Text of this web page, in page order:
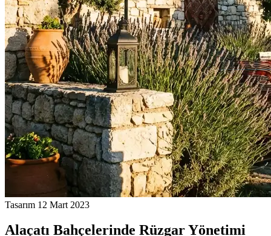
Tasarım 12 Mart 2023
Alaçatı Bahçelerinde Rüzgar Yönetimi